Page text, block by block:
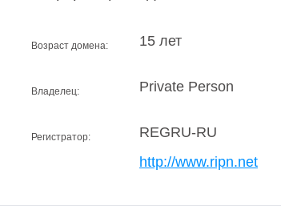
Возраст домена: 15 лет
Владелец: Private Person
Регистратор:
REGRU-RU
http://www.ripn.net